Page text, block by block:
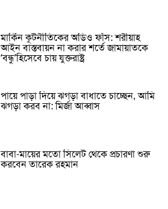
মার্কিন কূটনীতিকের অডিও ফাঁস: শরীয়াহ
আইন বাস্তবায়ন না করার শর্তে জামায়াতকে
‘বন্ধু’হিসেবে চায় যুক্তরাষ্ট্র
পায়ে পাড়া দিয়ে ঝগড়া বাধাতে চাচ্ছেন, আমি
ঝগড়া করব না: মির্জা আব্বাস
বাবা-মায়ের মতো সিলেট থেকে প্রচারণা শুরু
করবেন তারেক রহমান